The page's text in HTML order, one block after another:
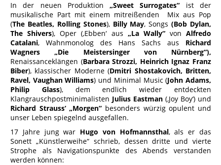
In der neuen Produktion„Sweet Surrogates“ ist der
musikalische Part mit einem mitreißenden Mix aus Pop
(The Beatles, Rolling Stones), Billy May, Songs(Bob Dylan,
The Shivers), Oper (‚Ebben‘ aus „La Wally“ von Alfredo
Catalani, Wahnmonolog des Hans Sachs aus Richard
Wagners „Die Meistersinger von Nürnberg“),
Renaissanceklängen (Barbara Strozzi, Heinrich Ignaz Franz
Biber), klassischer Moderne (Dmitri Shostakovich, Britten,
Ravel, Vaughan Williams) und Minimal Music (John Adams,
Philip Glass), dem endlich wieder entdeckten
Klangrauschpostminimalisten Julius Eastman (‚Joy Boy‘) und
Richard Strauss‘ „Morgen“ besonders würzig opulent und
unser Leben spiegelnd ausgefallen.
17 Jahre jung war Hugo von Hofmannsthal, als er das
Sonett „Künstlerweihe“ schrieb, dessen dritte und vierte
Strophe als Navigationspunkte des Abends verstanden
werden können: